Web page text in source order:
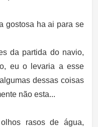
gostosa ha ai para se
da partida do navio,
eu o levaria a esse
dessas coisas
não esta...
rasos de água,